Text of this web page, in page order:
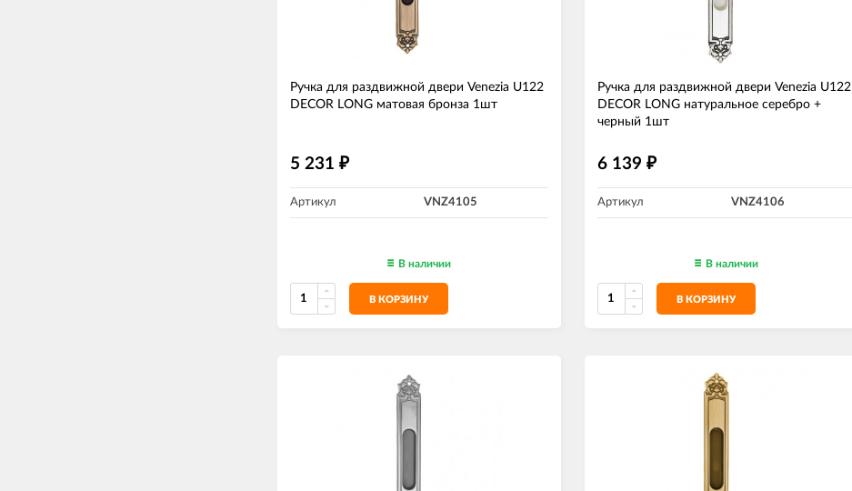
Ручка для раздвижной двери Venezia U122
DECOR LONG матовая бронза 1шт
5 231 ₽
Артикул VNZ4105
В наличии
В КОРЗИНУ
Ручка для раздвижной двери Venezia U122
DECOR LONG натуральное серебро +
черный 1шт
6 139 ₽
Артикул VNZ4106
В наличии
В КОРЗИНУ